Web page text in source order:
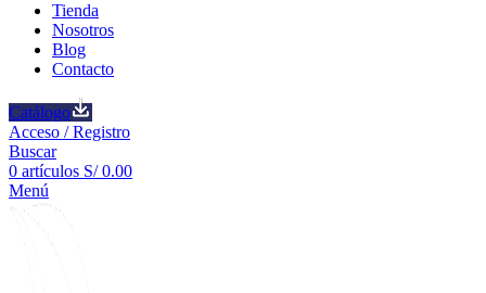
Tienda
Nosotros
Blog
Contacto
Catálogo
Acceso / Registro
Buscar
0 artículos S/0.00
Menú